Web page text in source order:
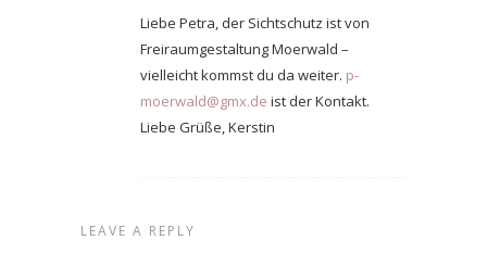
Liebe Petra, der Sichtschutz ist von
Freiraumgestaltung Moerwald –
vielleicht kommst du da weiter. p-
moerwald@gmx.de ist der Kontakt.
Liebe Grüße, Kerstin
LEAVE A REPLY